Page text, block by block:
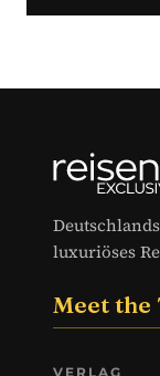
luxuriöses
Meet the
VERLAG